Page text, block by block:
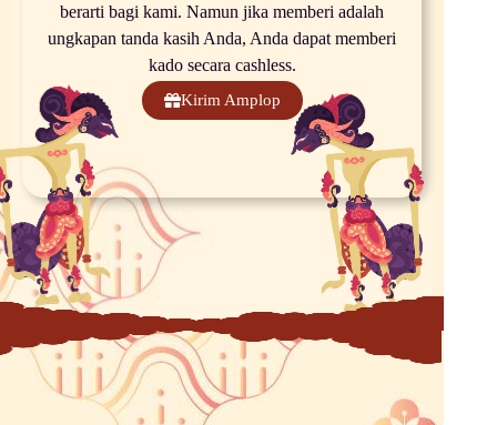
berarti bagi kami. Namun jika memberi adalah
ungkapan tanda kasih Anda, Anda dapat memberi
kado secara cashless.
Kirim Amplop